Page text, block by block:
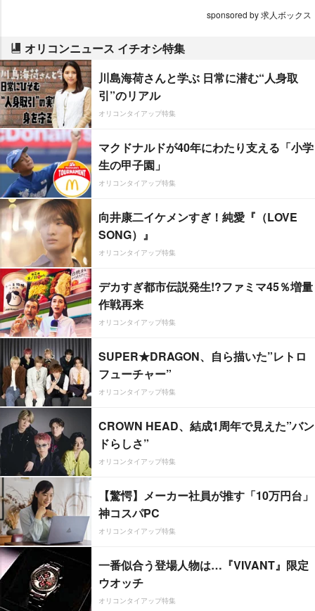
sponsored by 求人ボックス
オリコンニュース イチオシ特集
川島海荷さんと学ぶ 日常に潜む“人身取
引”のリアル
オリコンタイアップ特集
マクドナルドが40年にわたり支える「小学
生の甲子園」
オリコンタイアップ特集
向井康二イケメンすぎ！純愛『（LOVE
SONG）』
オリコンタイアップ特集
デカすぎ都市伝説発生!?ファミマ45％増量
作戦再来
オリコンタイアップ特集
SUPER★DRAGON、自ら描いた”レトロ
フューチャー”
オリコンタイアップ特集
CROWN HEAD、結成1周年で見えた”バン
ドらしさ”
オリコンタイアップ特集
【驚愕】メーカー社員が推す「10万円台」
神コスパPC
オリコンタイアップ特集
一番似合う登場人物は…『VIVANT』限定
ウオッチ
オリコンタイアップ特集